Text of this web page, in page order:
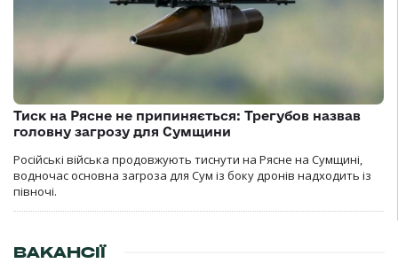
Тиск на Рясне не припиняється: Трегубов назвав
головну загрозу для Сумщини
Російські війська продовжують тиснути на Рясне на Сумщині,
водночас основна загроза для Сум із боку дронів надходить із
півночі.
ВАКАНСІЇ